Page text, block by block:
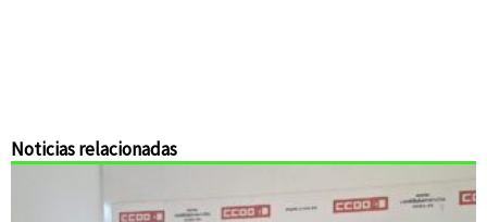
Noticias relacionadas